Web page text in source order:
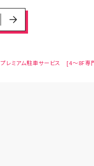
プレミアム駐車サービス [4～8F専